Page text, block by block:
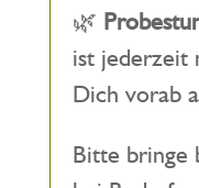
🌿
ist jederzeit
Dich vorab
Bitte bringe